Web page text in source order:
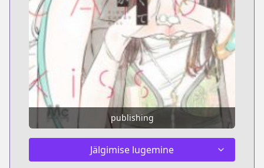
publishing
Jälgimise lugemine